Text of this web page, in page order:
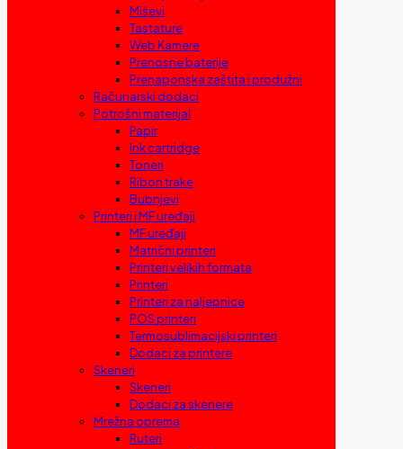
Miševi
Tastature
Web Kamere
Prenosne baterije
Prenaponska zaštita i produžni
Računarski dodaci
Potrošni materijal
Papir
Ink cartridge
Toneri
Ribon trake
Bubnjevi
Printeri i MF uređaji
MF uređaji
Matrični printeri
Printeri velikih formata
Printeri
Printeri za naljepnice
POS printeri
Termosublimacijski printeri
Dodaci za printere
Skeneri
Skeneri
Dodaci za skenere
Mrežna oprema
Ruteri